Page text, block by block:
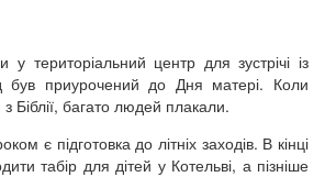
у територіальний центр для зустрічі із
був приурочений до Дня матері. Коли
з Біблії, багато людей плакали.
є підготовка до літніх заходів. В кінці
табір для дітей у Котельві, а пізніше